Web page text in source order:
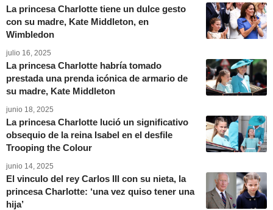
La princesa Charlotte tiene un dulce gesto
con su madre, Kate Middleton, en
Wimbledon
julio 16, 2025
La princesa Charlotte habría tomado
prestada una prenda icónica de armario de
su madre, Kate Middleton
junio 18, 2025
La princesa Charlotte lució un significativo
obsequio de la reina Isabel en el desfile
Trooping the Colour
junio 14, 2025
El vinculo del rey Carlos III con su nieta, la
princesa Charlotte: ‘una vez quiso tener una
hija’